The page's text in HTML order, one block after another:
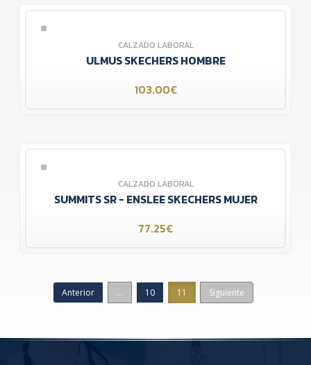
CALZADO LABORAL
ULMUS SKECHERS HOMBRE
103.00€
CALZADO LABORAL
SUMMITS SR - ENSLEE SKECHERS MUJER
77.25€
Anterior ... 10 11 Siguiente